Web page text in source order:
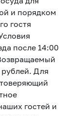
и порядком
гостя
после 14:00
Для
гостей и